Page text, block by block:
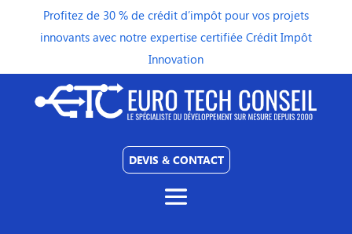
Profitez de 30 % de crédit d’impôt pour vos projets
innovants avec notre expertise certifiée Crédit Impôt
Innovation
DEVIS & CONTACT